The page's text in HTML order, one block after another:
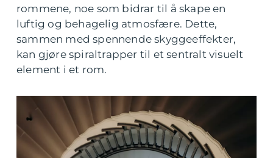
rommene, noe som bidrar til å skape en
luftig og behagelig atmosfære. Dette,
sammen med spennende skyggeeffekter,
kan gjøre spiraltrapper til et sentralt visuelt
element i et rom.